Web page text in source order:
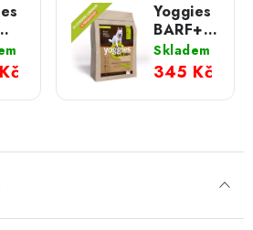
Yoggies
BARF+
příloha
k
syrovému
masu; 2
Skladem
345 Kč